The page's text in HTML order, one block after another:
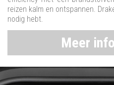
reizen kalm en ontspannen.
nodig hebt.
Meer